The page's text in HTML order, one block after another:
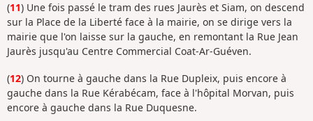
(11) Une fois passé le tram des rues Jaurès et Siam, on descend
sur la Place de la Liberté face à la mairie, on se dirige vers la
mairie que l'on laisse sur la gauche, en remontant la Rue Jean
Jaurès jusqu'au Centre Commercial Coat-Ar-Guéven.
(12) On tourne à gauche dans la Rue Dupleix, puis encore à
gauche dans la Rue Kérabécam, face à l'hôpital Morvan, puis
encore à gauche dans la Rue Duquesne.